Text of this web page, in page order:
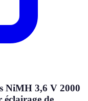
NiMH 3,6 V 2000